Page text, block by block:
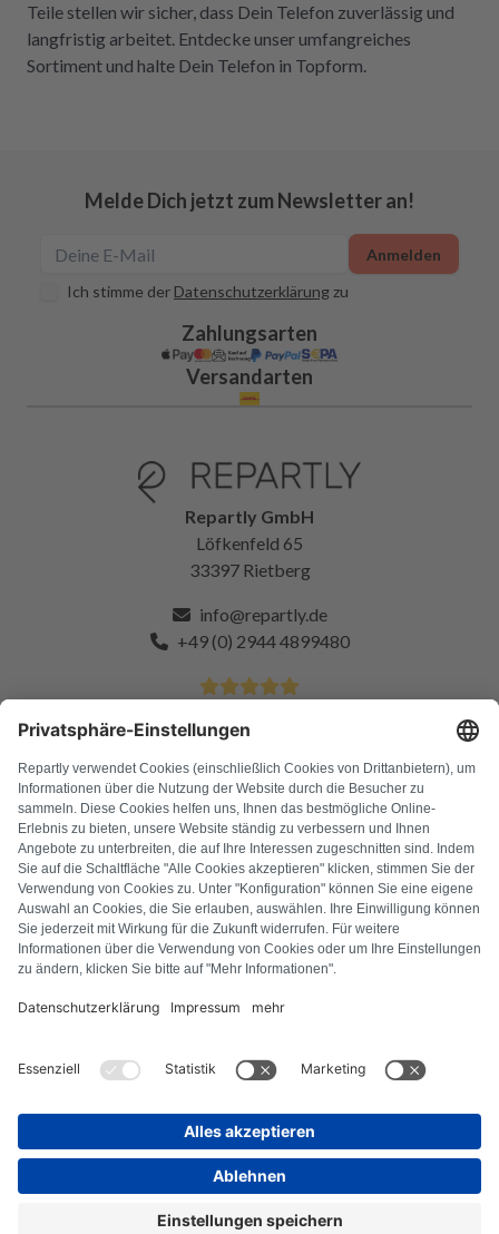
Teile stellen wir sicher, dass Dein Telefon zuverlässig und
langfristig arbeitet. Entdecke unser umfangreiches
Sortiment und halte Dein Telefon in Topform.
Melde Dich jetzt zum Newsletter an!
Ich stimme der Datenschutzerklärung zu
Anmelden
Zahlungsarten
Versandarten
Repartly GmbH
Löfkenfeld 65
33397 Rietberg
info@repartly.de
+49 (0) 2944 4899480
FAQ
Alle Fehlercodes
Über uns
Presse
Impressum
Cookie-Richtlinie
Vertrag widerrufen